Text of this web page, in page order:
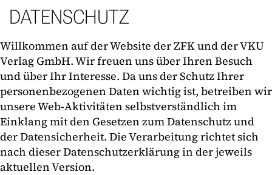
DATENSCHUTZ
Willkommen auf der Website der ZFK und der VKU
Verlag GmbH. Wir freuen uns über Ihren Besuch
und über Ihr Interesse. Da uns der Schutz Ihrer
personenbezogenen Daten wichtig ist, betreiben wir
unsere Web-Aktivitäten selbstverständlich im
Einklang mit den Gesetzen zum Datenschutz und
der Datensicherheit. Die Verarbeitung richtet sich
nach dieser Datenschutzerklärung in der jeweils
aktuellen Version.